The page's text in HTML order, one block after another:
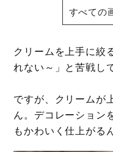
すべての
クリームを上手に絞
れない～」と苦戦し
ですが、クリームが
ん。デコレーショ
もかわいく仕上がる